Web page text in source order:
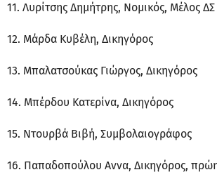
11. Λυρίτσης Δημήτρης, Νομικός, Μέλος
12. Μάρδα Κυβέλη, Δικηγόρος
13. Μπαλατσούκας Γιώργος, Δικηγόρος
14. Μπέρδου Κατερίνα, Δικηγόρος
15. Ντουρβά Βιβή, Συμβολαιογράφος
16. Παπαδοπούλου Αννα, Δικηγόρος,